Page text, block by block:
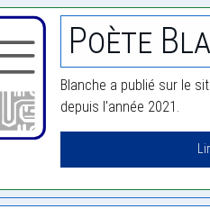
Poète
Blanche a publié sur le
depuis l'année 2021.